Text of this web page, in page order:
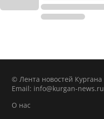
© Лента новостей Кургана
Email: info@kurgan-news.ru
О нас